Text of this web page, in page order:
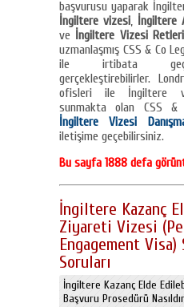
başvurusu yaparak
İngiltere vizesi, İngiltere
ve İngiltere Vizesi
uzmanlaşmış CSS & Co
ile irtibata
gerçekleştirebilirler.
ofisleri ile İngiltere
sunmakta olan CSS
İngiltere Vizesi
iletişime geçebilirsiniz.
Bu sayfa 1888 defa
İngiltere Kazanç
Ziyareti Vizesi
Engagement Visa)
Soruları
İngiltere Kazanç Elde
Başvuru Prosedürü